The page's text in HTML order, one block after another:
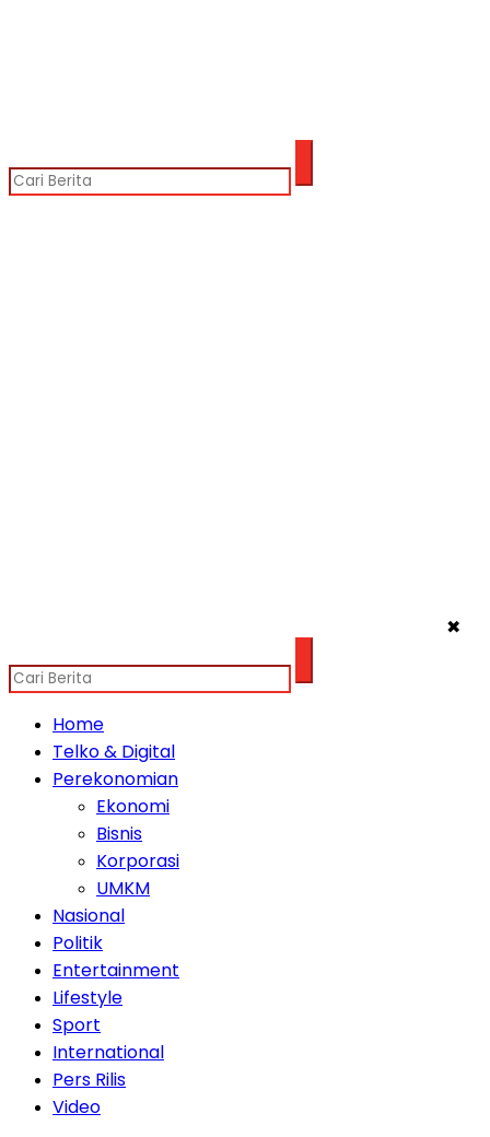
✖
Home
Telko & Digital
Perekonomian
Ekonomi
Bisnis
Korporasi
UMKM
Nasional
Politik
Entertainment
Lifestyle
Sport
International
Pers Rilis
Video